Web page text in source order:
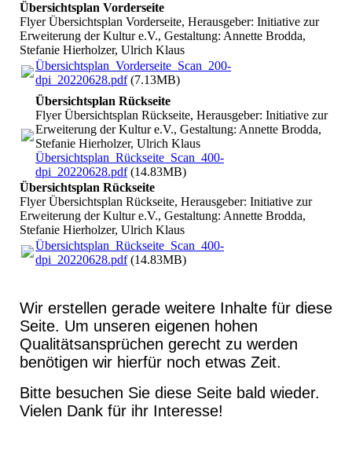
Übersichtsplan Vorderseite
Flyer Übersichtsplan Vorderseite, Herausgeber: Initiative zur
Erweiterung der Kultur e.V., Gestaltung: Annette Brodda,
Stefanie Hierholzer, Ulrich Klaus
Übersichtsplan_Vorderseite_Scan_200-
dpi_20220628.pdf(7.13MB)
Übersichtsplan Rückseite
Flyer Übersichtsplan Rückseite, Herausgeber: Initiative zur
Erweiterung der Kultur e.V., Gestaltung: Annette Brodda,
Stefanie Hierholzer, Ulrich Klaus
Übersichtsplan_Rückseite_Scan_400-
dpi_20220628.pdf(14.83MB)
Übersichtsplan Rückseite
Flyer Übersichtsplan Rückseite, Herausgeber: Initiative zur
Erweiterung der Kultur e.V., Gestaltung: Annette Brodda,
Stefanie Hierholzer, Ulrich Klaus
Übersichtsplan_Rückseite_Scan_400-
dpi_20220628.pdf(14.83MB)
Wir erstellen gerade weitere Inhalte für diese
Seite. Um unseren eigenen hohen
Qualitätsansprüchen gerecht zu werden
benötigen wir hierfür noch etwas Zeit.
Bitte besuchen Sie diese Seite bald wieder.
Vielen Dank für ihr Interesse!